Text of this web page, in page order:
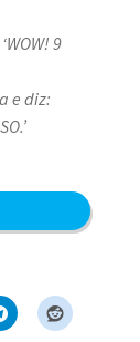
9
e diz: